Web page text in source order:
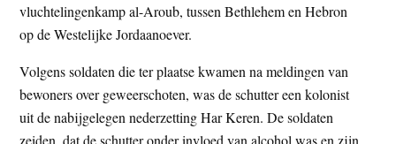
vluchtelingenkamp al-Aroub, tussen Bethlehem en Hebron
op de Westelijke Jordaanoever.
Volgens soldaten die ter plaatse kwamen na meldingen van
bewoners over geweerschoten, was de schutter een kolonist
uit de nabijgelegen nederzetting Har Keren. De soldaten
zeiden, dat de schutter onder invloed van alcohol was en zijn